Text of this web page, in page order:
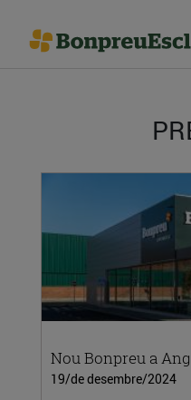
Nou Bonpreu a
19/de desembre/2024